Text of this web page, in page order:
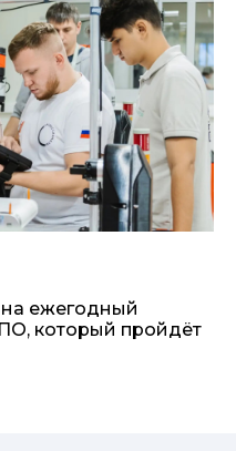
на ежегодный
который пройдёт